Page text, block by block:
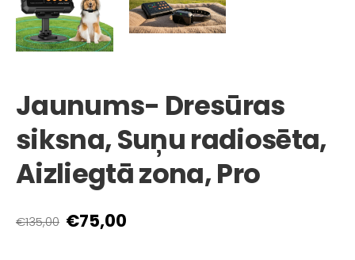
Jaunums- Dresūras
siksna, Suņu radiosēta,
Aizliegtā zona, Pro
€135,00 €75,00